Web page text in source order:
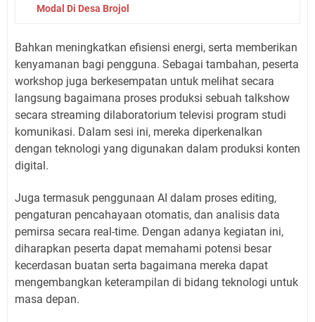
Modal Di Desa Brojol
Bahkan meningkatkan efisiensi energi, serta memberikan
kenyamanan bagi pengguna. Sebagai tambahan, peserta
workshop juga berkesempatan untuk melihat secara
langsung bagaimana proses produksi sebuah talkshow
secara streaming dilaboratorium televisi program studi
komunikasi. Dalam sesi ini, mereka diperkenalkan
dengan teknologi yang digunakan dalam produksi konten
digital.
Juga termasuk penggunaan AI dalam proses editing,
pengaturan pencahayaan otomatis, dan analisis data
pemirsa secara real-time. Dengan adanya kegiatan ini,
diharapkan peserta dapat memahami potensi besar
kecerdasan buatan serta bagaimana mereka dapat
mengembangkan keterampilan di bidang teknologi untuk
masa depan.